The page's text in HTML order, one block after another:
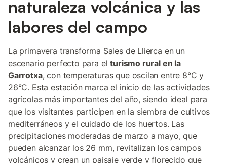
naturaleza volcánica y las
labores del campo
La primavera transforma Sales de Llierca en un
escenario perfecto para elturismo rural en la
Garrotxa, con temperaturas que oscilan entre 8°C y
26°C. Esta estación marca el inicio de las actividades
agrícolas más importantes del año, siendo ideal para
que los visitantes participen en la siembra de cultivos
mediterráneos y el cuidado de los huertos. Las
precipitaciones moderadas de marzo a mayo, que
pueden alcanzar los 26 mm, revitalizan los campos
volcánicos y crean un paisaje verde y florecido que